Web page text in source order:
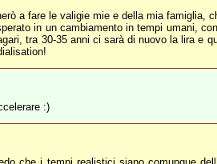
a fare le valigie mie e della mia famiglia,
in un cambiamento in tempi umani,
tra 30-35 anni ci sarà di nuovo la lira e
:)